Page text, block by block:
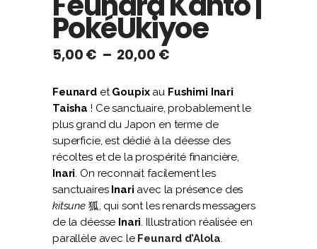
PokéUkiyoe
5,00€ – 20,00 €Plage
prix :
5,00 €
à
20,00 €
FeunardetGoupixau Fushimi Inari
Taisha ! Ce sanctuaire, probablement le
plus grand du Japon en terme de
superficie, est dédié à la déesse des
récoltes et de la prospérité financière,
Inari. On reconnait facilement les
sanctuaires Inari avec la présence des
kitsune狐, qui sont les renards messagers
de la déesse Inari. Illustration réalisée en
parallèle avec le Feunard d’Alola.